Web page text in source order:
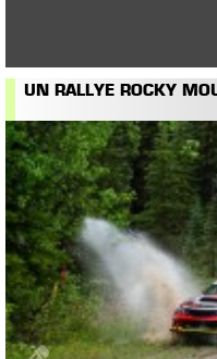
UN RALLYE ROCKY